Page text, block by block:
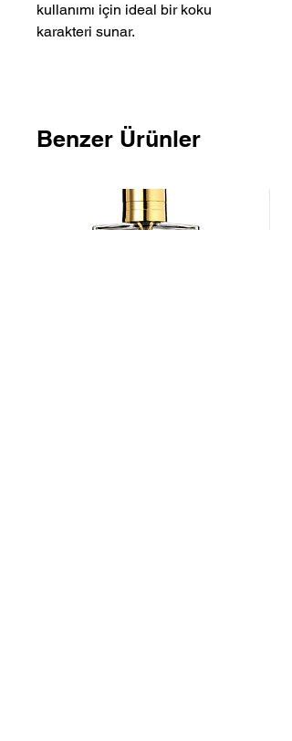
kullanımı için ideal bir koku
karakteri sunar.
Benzer Ürünler